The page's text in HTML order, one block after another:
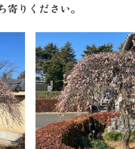
りください。